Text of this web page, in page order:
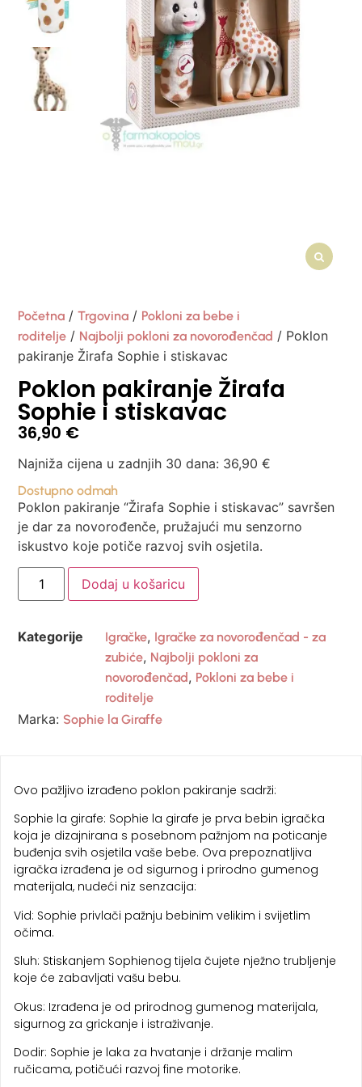
Početna /Trgovina / Pokloni za bebe i
roditelje / Najbolji pokloni za novorođenčad / Poklon
pakiranje Žirafa Sophie i stiskavac
Poklon pakiranje Žirafa
Sophie i stiskavac
36,90 €
Najniža cijena u zadnjih 30 dana: 36,90€
Dostupno odmah
Poklon pakiranje “Žirafa Sophie i stiskavac” savršen
je dar za novorođenče, pružajući mu senzorno
iskustvo koje potiče razvoj svih osjetila.
Dodaj u košaricu
Kategorije Igračke, Igračke za novorođenčad - za
zubiće, Najbolji pokloni za
novorođenčad, Pokloni za bebe i
roditelje
Marka: Sophie la Giraffe
Ovo pažljivo izrađeno poklon pakiranje sadrži:
Sophie la girafe: Sophie la girafe je prva bebin igračka
koja je dizajnirana s posebnom pažnjom na poticanje
buđenja svih osjetila vaše bebe. Ova prepoznatljiva
igračka izrađena je od sigurnog i prirodno gumenog
materijala, nudeći niz senzacija:
Vid: Sophie privlači pažnju bebinim velikim i svijetlim
očima.
Sluh: Stiskanjem Sophienog tijela čujete nježno trubljenje
koje će zabavljati vašu bebu.
Okus: Izrađena je od prirodnog gumenog materijala,
sigurnog za grickanje i istraživanje.
Dodir: Sophie je laka za hvatanje i držanje malim
ručicama, potičući razvoj fine motorike.